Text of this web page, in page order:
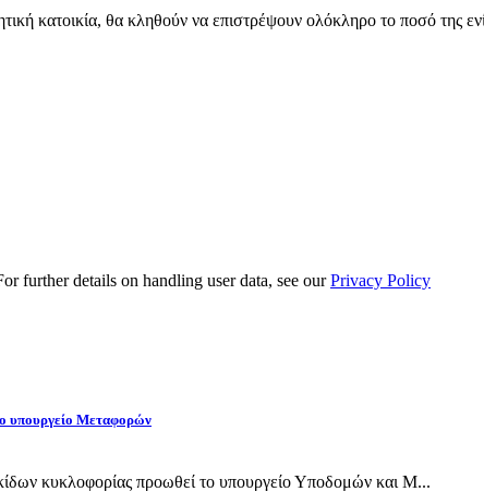
κατοικία, θα κληθούν να επιστρέψουν ολόκληρο το ποσό της
further details on handling user data, see ourPrivacy Policy
υπουργείο Μεταφορών
κυκλοφορίας προωθεί το υπουργείο Υποδομών και Μ...